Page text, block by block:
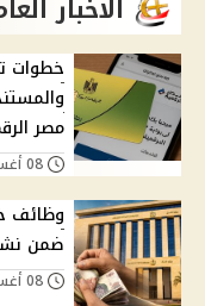
مصر
ضمن